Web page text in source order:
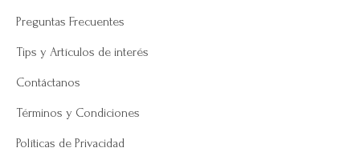
Preguntas Frecuentes
Tips y Artículos de interés
Contáctanos
Términos y Condiciones
Políticas de Privacidad